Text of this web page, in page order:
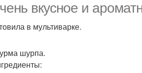
вкусное и
в мультиварке.
шурпа.